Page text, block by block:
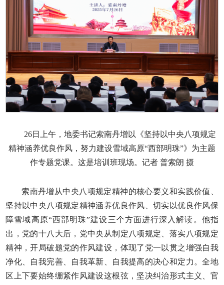
26日上午，地委书记索南丹增以《坚持以中央八项规定
精神涵养优良作风，努力建设雪域高原“西部明珠”》为主题
作专题党课。这是培训班现场。记者 普索朗 摄
索南丹增从中央八项规定精神的核心要义和实践价值、
坚持以中央八项规定精神涵养优良作风、切实以优良作风保
障雪域高原“西部明珠”建设三个方面进行深入解读。他指
出，党的十八大后，党中央从制定八项规定、落实八项规定
精神，开局破题党的作风建设，体现了党一以贯之增强自我
净化、自我完善、自我革新、自我提高的决心和定力。全地
区上下要始终绷紧作风建设这根弦，坚决纠治形式主义、官